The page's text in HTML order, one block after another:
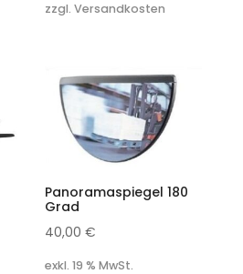
zzgl. Versandkosten
Panoramaspiegel 180
Grad
40,00€
exkl. 19 % MwSt.